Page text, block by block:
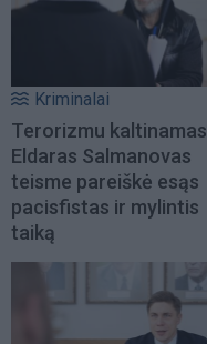
Kriminalai
Terorizmu kaltinamas
Eldaras Salmanovas
teisme pareiškė esąs
pacisfistas ir mylintis
taiką